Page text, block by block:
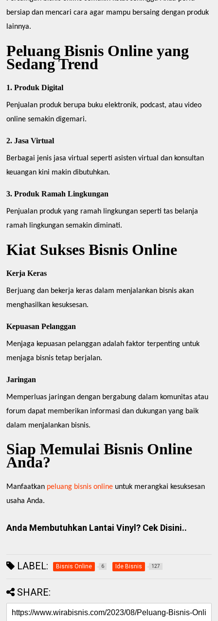
bersiap dan mencari cara agar mampu bersaing dengan produk
lainnya.
Peluang Bisnis Online yang
Sedang Trend
1. Produk Digital
Penjualan produk berupa buku elektronik, podcast, atau video
online semakin digemari.
2. Jasa Virtual
Berbagai jenis jasa virtual seperti asisten virtual dan konsultan
keuangan kini makin dibutuhkan.
3. Produk Ramah Lingkungan
Penjualan produk yang ramah lingkungan seperti tas belanja
ramah lingkungan semakin diminati.
Kiat Sukses Bisnis Online
Kerja Keras
Berjuang dan bekerja keras dalam menjalankan bisnis akan
menghasilkan kesuksesan.
Kepuasan Pelanggan
Menjaga kepuasan pelanggan adalah faktor terpenting untuk
menjaga bisnis tetap berjalan.
Jaringan
Memperluas jaringan dengan bergabung dalam komunitas atau
forum dapat memberikan informasi dan dukungan yang baik
dalam menjalankan bisnis.
Siap Memulai Bisnis Online
Anda?
Manfaatkan peluang bisnis online untuk merangkai kesuksesan
usaha Anda.
Anda Membutuhkan Lantai Vinyl? Cek Disini..
LABEL: Bisnis Online 6 Ide Bisnis 127
SHARE: